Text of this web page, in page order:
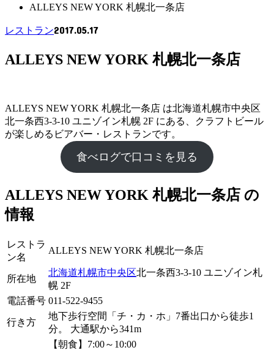
ALLEYS NEW YORK 札幌北一条店
レストラン2017.05.17
ALLEYS NEW YORK 札幌北一条店
ALLEYS NEW YORK 札幌北一条店 は北海道札幌市中央区
北一条西3-3-10 ユニゾイン札幌 2F にある、クラフトビール
が楽しめるビアバー・レストランです。
食べログで口コミを見る
ALLEYS NEW YORK 札幌北一条店 の
情報
レストラ
ン名
ALLEYS NEW YORK 札幌北一条店
所在地
北海道札幌市中央区北一条西3-3-10 ユニゾイン札
幌 2F
電話番号 011-522-9455
行き方
地下歩行空間「チ・カ・ホ」7番出口から徒歩1
分。 大通駅から341m
【朝食】7:00～10:00